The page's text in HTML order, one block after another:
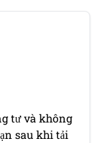
tư và không
sau khi tải